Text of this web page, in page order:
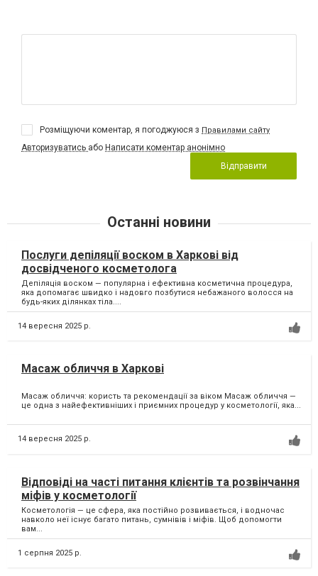
Розміщуючи коментар, я погоджуюся з Правилами сайту
Авторизуватись або Написати коментар анонімно
Відправити
Останні новини
Послуги депіляції воском в Харкові від
досвідченого косметолога
Депіляція воском — популярна і ефективна косметична процедура,
яка допомагає швидко і надовго позбутися небажаного волосся на
будь-яких ділянках тіла....
14 вересня 2025 р.
Масаж обличчя в Харкові
Масаж обличчя: користь та рекомендації за віком Масаж обличчя —
це одна з найефективніших і приємних процедур у косметології, яка...
14 вересня 2025 р.
Відповіді на часті питання клієнтів та розвінчання
міфів у косметології
Косметологія — це сфера, яка постійно розвивається, і водночас
навколо неї існує багато питань, сумнівів і міфів. Щоб допомогти
вам...
1 серпня 2025 р.